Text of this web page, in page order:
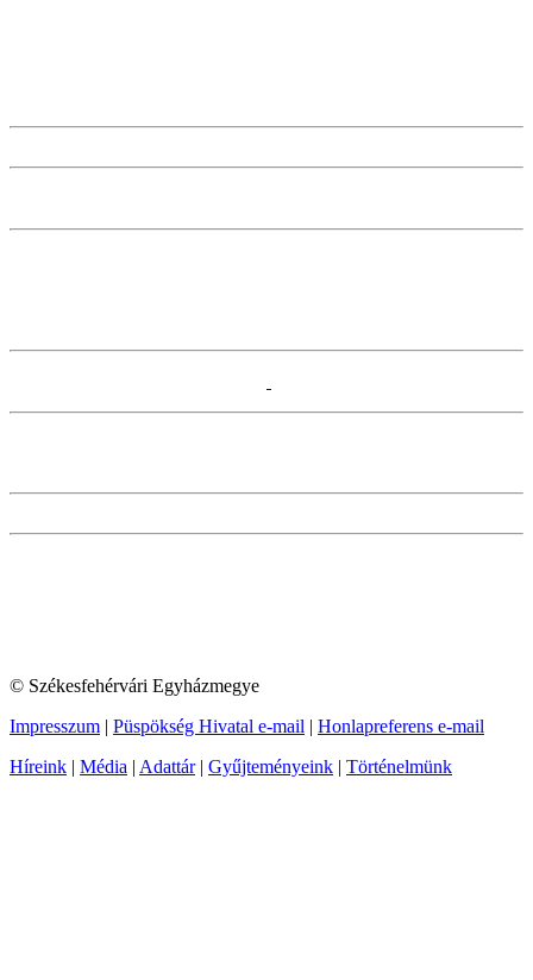
© Székesfehérvári Egyházmegye
Impresszum | Püspökség Hivatal e-mail | Honlapreferens e-mail
Híreink | Média | Adattár| Gyűjteményeink | Történelmünk